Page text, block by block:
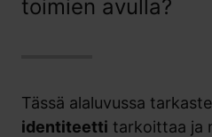
toimien avulla?
Tässä alaluvussa
identiteetti tarkoittaa ja